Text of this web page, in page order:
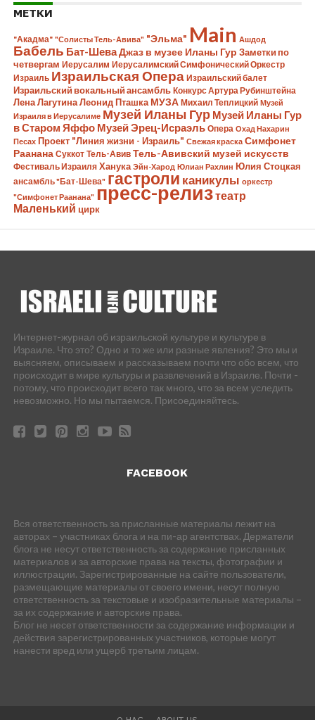
МЕТКИ
"Акадма" "Солисты Тель-Авива" "Эльма" Main Ашдод
Бабель Бат-ШеваДжаз в музее Иланы Гур Заметки по
четвергам Иерусалим Иерусалимский Симфонический Оркестр
Израиль Израильская Опера Израильский балет
Израильский вокальный ансамбль Конкурс Артура Рубинштейна
Лена Лагутина Леонид Пташка МУЗА Михаил Теплицкий Музей
Израиля в Иерусалиме Музей Иланы Гур Музей Иланы Гур
в Старом Яффо Музей Эрец-Исраэль Опера Охад Нахарин
Песах Проект "Линия жизни - Израиль" Свежая краска Симфонет
Раанана Суккот Тель-Авив Тель-Авивский музей искусств
Фестиваль Израиля Ханука Эйн-Харод Юлиан Рахлин Юлия Стоцкая
ансамбль "Бат-Шева" гастроли каникулы оркестр
"Симфонет Раанана" пресс-релизтеатр
Маленький цирк
Интернет-журнал об израильской культуре и культуре в
Израиле. Что это? Одно и то же или разные явления? Это мы и
выясняем, описываем и рассказываем почти что обо всем, что
происходит в мире культуры и развлечений в Израиле. Почти -
потому, что происходит всего так много, что за всем уследить
невозможно. Но мы пытаемся. Присоединяйтесь.
FACEBOOK
Вся ответственность за присланные материалы лежит на
авторах – участниках блога и на пи-ар агентствах. Держатели
блога не несут ответственность за содержание присланных
материалов и за авторские права на тексты, фотографии и
иллюстрации. Зарегистрированные на сайте пользователи,
размещающие материалы от своего имени, несут полную
ответственность за текстовые и изобразительные материалы –
за их содержание и авторские права.
Блог не несет ответственности за содержание информации и
действия зарегистрированных участников, которые могут
нанести вред или ущерб третьим лицам.